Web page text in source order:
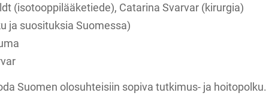
(isotooppilääketiede), Catarina Svarvar (kirurgia)
ja suosituksia Suomessa)
Suomen olosuhteisiin sopiva tutkimus- ja hoitopolku.